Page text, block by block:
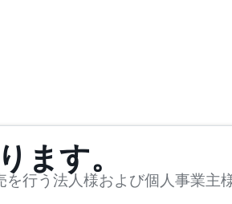
ます。
行う法人様および個人事業主